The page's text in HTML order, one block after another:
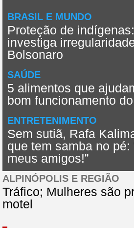
BRASIL E MUNDO
Proteção de
investiga
Bolsonaro
SAÚDE
5 alimentos que
bom funcionamento
ENTRETENIMENTO
Sem sutiã, Rafa
que tem samba no pé:
meus amigos!”
ALPINÓPOLIS E REGIÃO
Tráfico; Mulheres são
motel